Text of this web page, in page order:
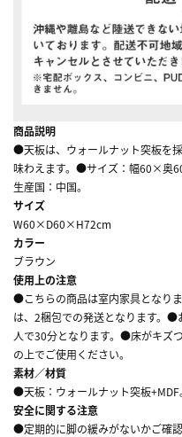
商品説明
●天板は、ウォールナット突板を
味わえます。●サイズ：幅60×奥
生産国：中国。
サイズ
W60×D60×H72cm
カラー
ブラウン
使用上の注意
●こちらの商品は室内家具となり
は、2梱包での発送となります。●
人で30分となります。●床がキズ
の上でご使用ください。
素材／材質
●天板：ウォールナット突板+MDF
安全に関する注意
●定期的に脚の緩みがないかご確